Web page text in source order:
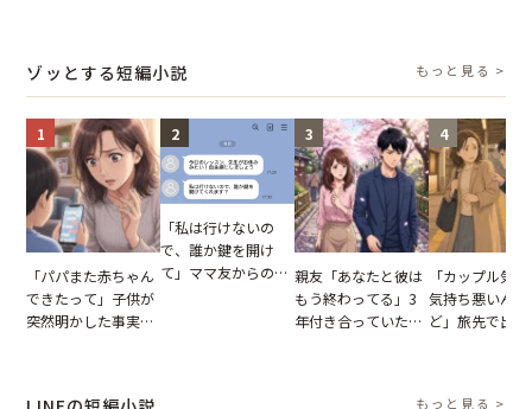
ゾッとする短編小説 もっと見る >
1
「パパまた赤ちゃん
できたって」子供が
突然明かした事実。
2
「私は行けないの
で、誰か鍵を開け
て」ママ友からの
3
親友「あなたと彼は
もう終わってる」3
年付き合っていた彼
4
「カップル気
気持ち悪いんだ
ど」旅先で出
もっと見る >